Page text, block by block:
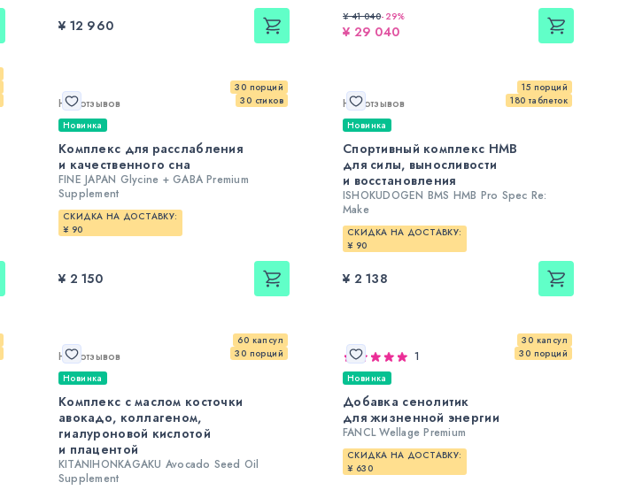
¥ 12 960 ¥ 41 040- 29%
¥ 29 040
30 порций
30 стиков
Нет отзывов
Новинка
Комплекс для расслабления
и качественного сна
FINE JAPAN Glycine + GABA Premium
Supplement
СКИДКА НА ДОСТАВКУ:
¥ 90
¥ 2 150
15 порций
180 таблеток
Нет отзывов
Новинка
Спортивный комплекс HMB
для силы, выносливости
и восстановления
ISHOKUDOGEN BMS HMB Pro Spec Re:
Make
СКИДКА НА ДОСТАВКУ:
¥ 90
¥ 2 138
60 капсул
30 порций
Нет отзывов
Новинка
Комплекс с маслом косточки
авокадо, коллагеном,
гиалуроновой кислотой
и плацентой
KITANIHONKAGAKU Avocado Seed Oil
Supplement
30 капсул
30 порций
1
Новинка
Добавка сенолитик
для жизненной энергии
FANCL Wellage Premium
СКИДКА НА ДОСТАВКУ:
¥ 630